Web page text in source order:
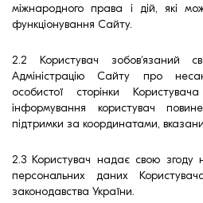
міжнародного права і дій, які
функціонування Сайту.
2.2 Користувач зобов'язаний
Адміністрацію Сайту про
особистої сторінки
інформування користувач
підтримки за координатами,
2.3 Користувач надає свою згоду
персональних даних
законодавства України.